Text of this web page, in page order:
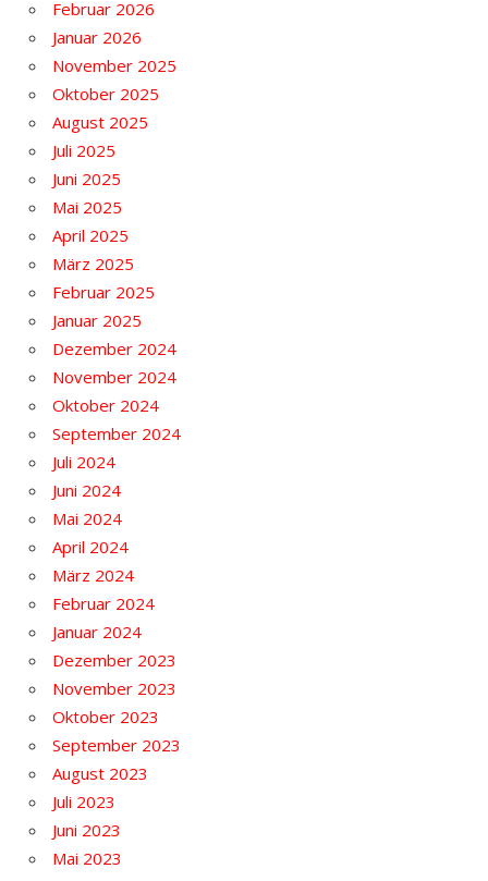
Februar 2026
Januar 2026
November 2025
Oktober 2025
August 2025
Juli 2025
Juni 2025
Mai 2025
April 2025
März 2025
Februar 2025
Januar 2025
Dezember 2024
November 2024
Oktober 2024
September 2024
Juli 2024
Juni 2024
Mai 2024
April 2024
März 2024
Februar 2024
Januar 2024
Dezember 2023
November 2023
Oktober 2023
September 2023
August 2023
Juli 2023
Juni 2023
Mai 2023